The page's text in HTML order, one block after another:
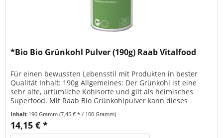
*Bio Bio Grünkohl Pulver (190g) Raab Vitalfood
Für einen bewussten Lebensstil mit Produkten in bester
Qualität Inhalt: 190g Allgemeines: Der Grünkohl ist eine
sehr alte, urtümliche Kohlsorte und gilt als heimisches
Superfood. Mit Raab Bio Grünkohlpulver kann dieses
Verfeinern von Speisen und Getränken, wie Smoothies,
Säften, Suppen und Salatsoßen eingesetzt werden....
Inhalt 190 Gramm(7,45 € * / 100 Gramm)
14,15 € *